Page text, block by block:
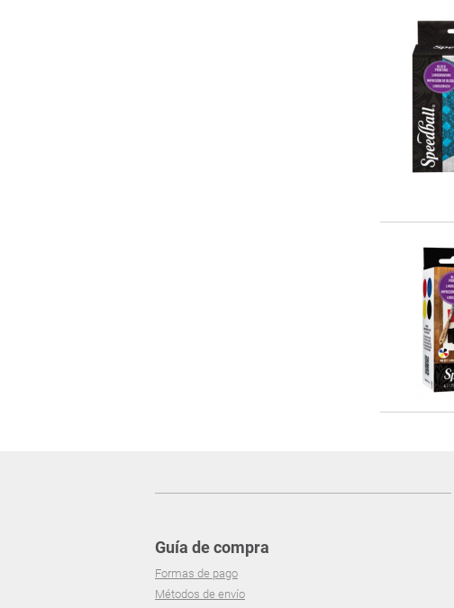
Guía de compra
Formas de pago
Métodos de envío